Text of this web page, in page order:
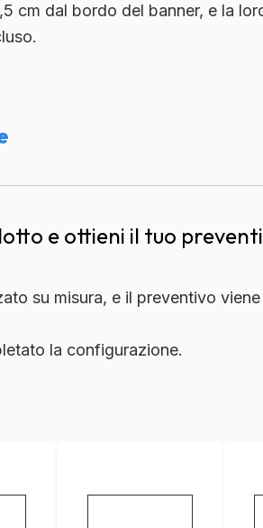
cm dal bordo del banner, e la
e ottieni il tuo
su misura, e il preventivo
la configurazione.